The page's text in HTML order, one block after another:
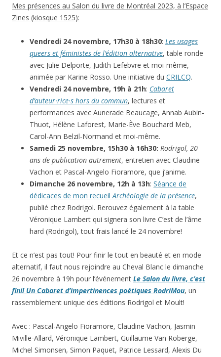
Mes présences au Salon du livre de Montréal 2023, à l’Espace
Zines (kiosque 1525):
Vendredi 24 novembre, 17h30 à 18h30: Les usages
queers et féministes de l’édition alternative, table ronde
avec Julie Delporte, Judith Lefebvre et moi-même,
animée par Karine Rosso. Une initiative du CRILCQ.
Vendredi 24 novembre, 19h à 21h: Cabaret
d’auteur·rice·s hors du commun, lectures et
performances avec Aunerade Beaucage, Annab Aubin-
Thuot, Hélène Laforest, Marie-Ève Bouchard Meb,
Carol-Ann Belzil-Normand et moi-même.
Samedi 25 novembre, 15h30 à 16h30: Rodrigol, 20
ans de publication autrement, entretien avec Claudine
Vachon et Pascal-Angelo Fioramore, que j’anime.
Dimanche 26 novembre, 12h à 13h: Séance de
dédicaces de mon recueilArchéologie de la présence,
publié chez Rodrigol. Rerouvez également à la table
Véronique Lambert qui signera son livre C’est de l’âme
hard (Rodrigol), tout frais lancé le 24 novembre!
Et ce n’est pas tout! Pour finir le tout en beauté et en mode
alternatif, il faut nous rejoindre au Cheval Blanc le dimanche
26 novembre à 19h pour l’événement Le Salon du livre, c’est
fini! Un Cabaret d’impertinences poétiques RodriMou, un
rassemblement unique des éditions Rodrigol et Moult!
Avec : Pascal-Angelo Fioramore, Claudine Vachon, Jasmin
Miville-Allard, Véronique Lambert, Guillaume Van Roberge,
Michel Simonsen, Simon Paquet, Patrice Lessard, Alexis Du